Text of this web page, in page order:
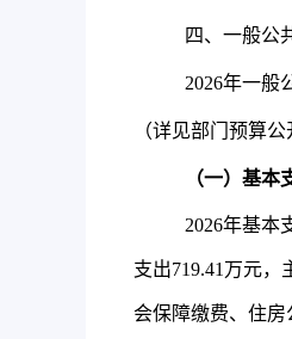
四、一般公
2026年一般
（详见部门预算公
（一）基本
2026年基本
支出719.41 万元，
会保障缴费、住房